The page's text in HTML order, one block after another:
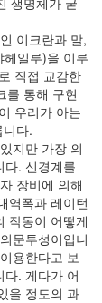
이크란과 말,
일루)을 이루
직접 교감한
를 통해 구현
우리가 아는
다.
지만 가장 의
다. 신경계를
장비에 의해
역폭과 레이턴
작동이 어떻게
문투성이입니
용한다고 보
. 게다가 어
을 정도의 과